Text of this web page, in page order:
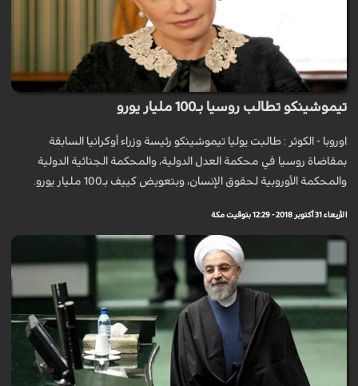
تيموشينكو تطالب روسيا بـ100 مليار يورو
اوروبا - الكوثر : طالبت يوليا تيموشينكو رئيسة وزراء أوكرانيا السابقة
بمقاضاة روسيا في محكمة العدل الدولية، والمحكمة الجنائية الدولية
والمحكمة الأوروبية لحقوق الإنسان، وبتعويض كييف بـ100 مليار يورو.
الأربعاء 31 أكتوبر 2018 - 12:29 بتوقيت مكة